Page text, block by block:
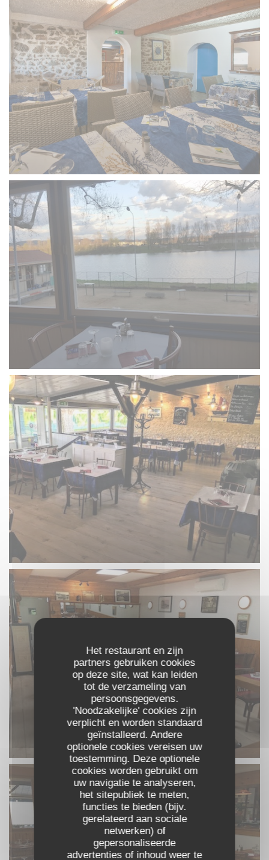
Het restaurant en zijn
partners gebruiken cookies
op deze site, wat kan leiden
tot de verzameling van
persoonsgegevens.
'Noodzakelijke' cookies zijn
verplicht en worden standaard
geïnstalleerd. Andere
optionele cookies vereisen uw
toestemming. Deze optionele
cookies worden gebruikt om
uw navigatie te analyseren,
het sitepubliek te meten,
functies te bieden (bijv.
gerelateerd aan sociale
netwerken) of
gepersonaliseerde
advertenties of inhoud weer te